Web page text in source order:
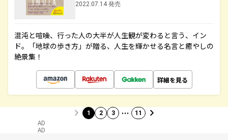
2022.07.14 発売
混沌と喧噪、行った人の大半が人生観が変わると言う、イン
ド。「地球の歩き方」が贈る、人生を輝かせる名言と癒やしの
絶景集！
詳細を見る
1 2 3 … 11
AD
AD